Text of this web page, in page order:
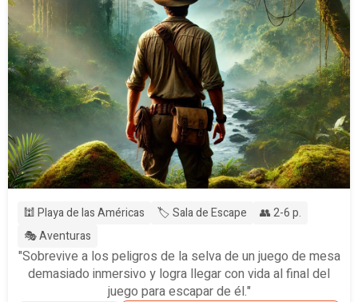
🕍 Playa de las Américas 🏷️ Sala de Escape
👥 2-6 p.
🎭 Aventuras
"Sobrevive a los peligros de la selva de un juego de mesa
demasiado inmersivo y logra llegar con vida al final del
juego para escapar de él."